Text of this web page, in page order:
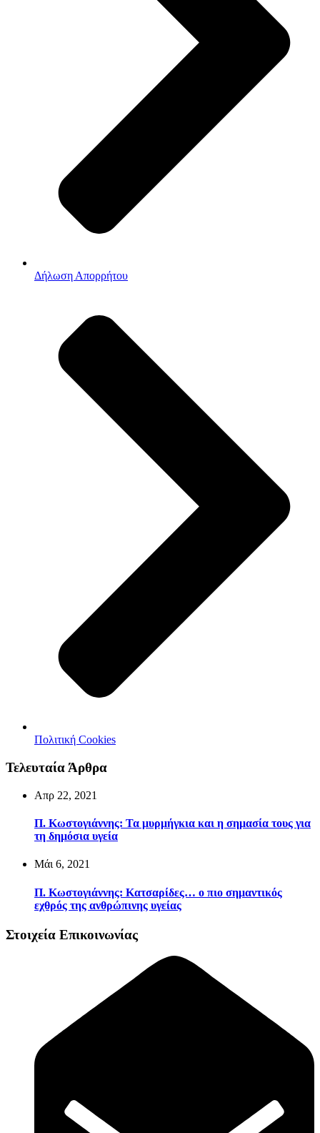
Δήλωση Απορρήτου
Πολιτική Cookies
Τελευταία Άρθρα
Απρ 22, 2021
Π. Κωστογιάννης: Τα μυρμήγκια και η σημασία τους για
τη δημόσια υγεία
Μάι 6, 2021
Π. Κωστογιάννης: Κατσαρίδες… ο πιο σημαντικός
εχθρός της ανθρώπινης υγείας
Στοιχεία Επικοινωνίας